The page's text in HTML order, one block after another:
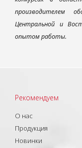
производителем
Центральной и
опытом работы.
Рекомендуем
О нас
Продукция
Новинки